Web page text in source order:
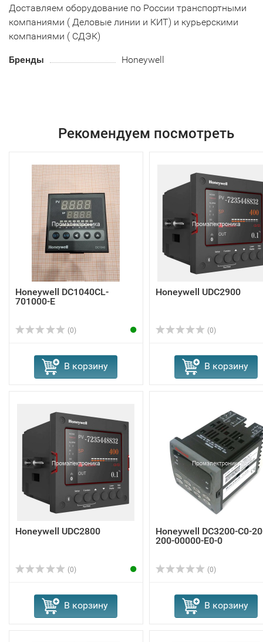
Доставляем оборудование по России транспортными
компаниями ( Деловые линии и КИТ) и курьерскими
компаниями ( СДЭК)
Бренды Honeywell
Рекомендуем посмотреть
Honeywell DC1040CL-
701000-E
(0)
В корзину
Honeywell UDC2900
(0)
В корзину
Honeywell UDC2800
(0)
В корзину
Honeywell DC3200-C0-
200-00000-E0-0
(0)
В корзину